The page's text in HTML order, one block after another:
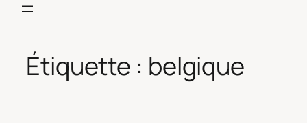
Étiquette : belgique